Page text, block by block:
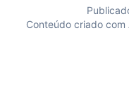
Conteúdo criado